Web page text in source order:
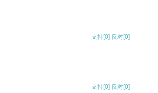
支持[0] 反对[0]
支持[0] 反对[0]